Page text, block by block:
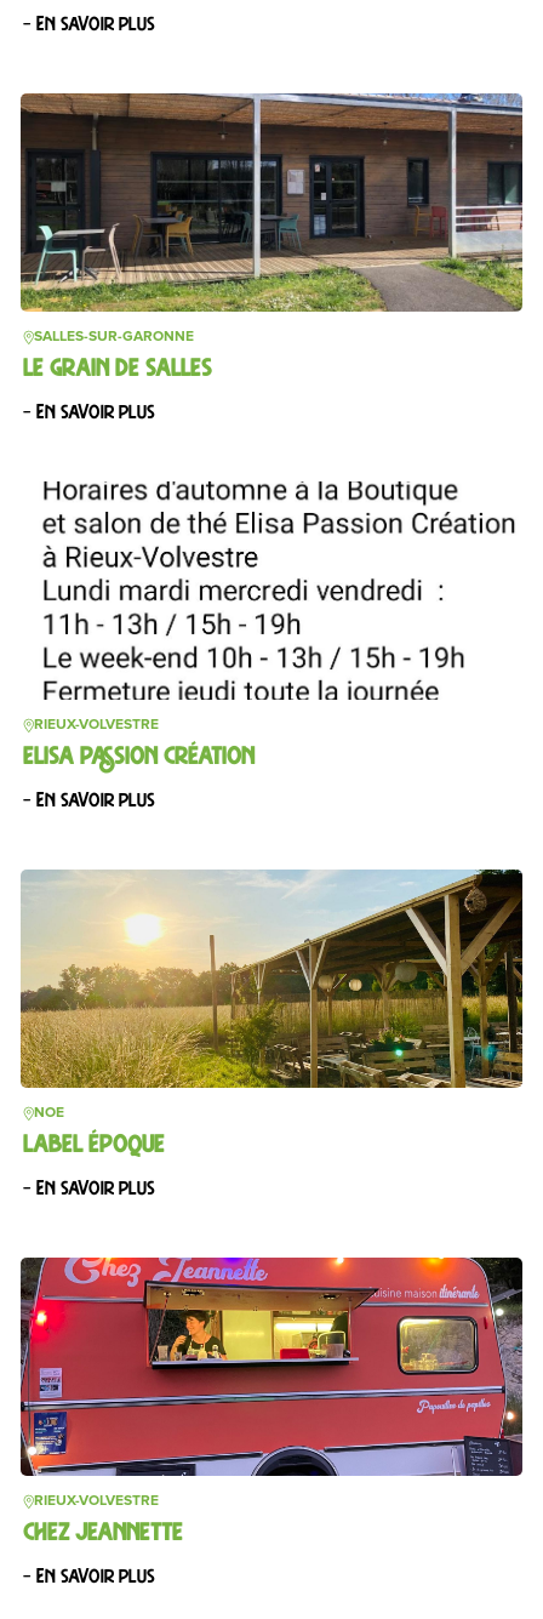
– En savoir plus
SALLES-SUR-GARONNE
LE GRAIN DE SALLES
– En savoir plus
RIEUX-VOLVESTRE
ELISA PASSION CRÉATION
– En savoir plus
NOE
LABEL ÉPOQUE
– En savoir plus
RIEUX-VOLVESTRE
CHEZ JEANNETTE
– En savoir plus